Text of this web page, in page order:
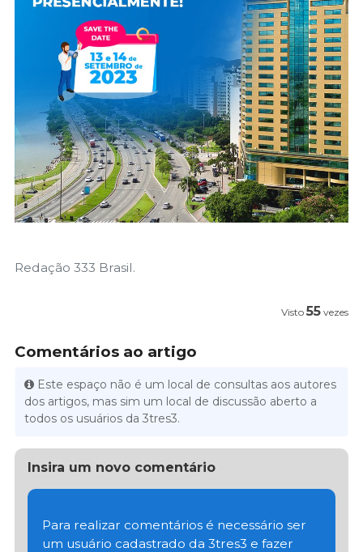
Redação 333 Brasil.
Visto 55 vezes
Comentários ao artigo
Este espaço não é um local de consultas aos autores
dos artigos, mas sim um local de discussão aberto a
todos os usuários da 3tres3.
Insira um novo comentário
Para realizar comentários é necessário ser
um usuário cadastrado da 3tres3 e fazer